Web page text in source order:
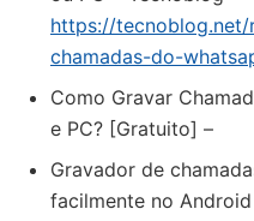
https://
chamadas-do-
Como Gravar
e PC? [Gratuito] –
Gravador de
facilmente no Android